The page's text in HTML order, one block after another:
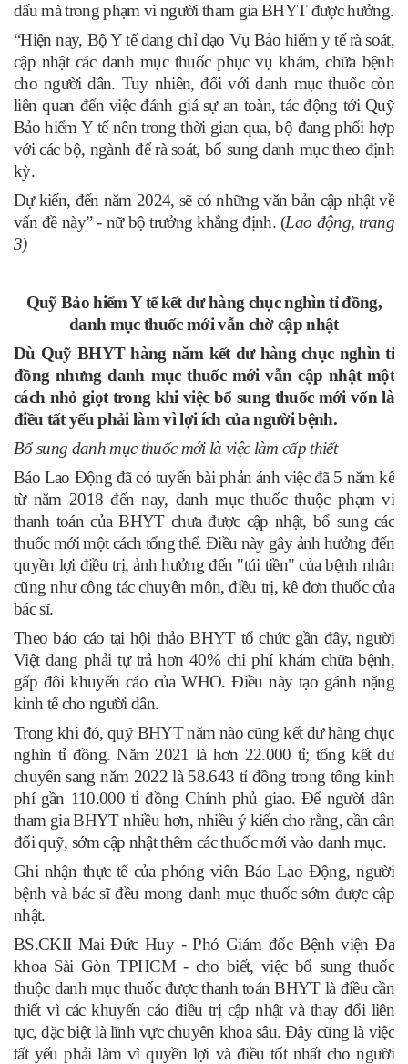
dấu mà trong phạm vi người tham gia BHYT được hưởng.
“Hiện nay, Bộ Y tế đang chỉ đạo Vụ Bảo hiểm y tế rà soát,
cập nhật các danh mục thuốc phục vụ khám, chữa bệnh
cho người dân. Tuy nhiên, đối với danh mục thuốc còn
liên quan đến việc đánh giá sự an toàn, tác động tới Quỹ
Bảo hiểm Y tế nên trong thời gian qua, bộ đang phối hợp
với các bộ, ngành để rà soát, bổ sung danh mục theo định
kỳ.
Dự kiến, đến năm 2024, sẽ có những văn bản cập nhật về
vấn đề này” - nữ bộ trưởng khẳng định. (Lao động, trang
3)
Quỹ Bảo hiểm Y tế kết dư hàng chục nghìn tỉ đồng,
danh mục thuốc mới vẫn chờ cập nhật
Dù Quỹ BHYT hàng năm kết dư hàng chục nghìn tỉ
đồng nhưng danh mục thuốc mới vẫn cập nhật một
cách nhỏ giọt trong khi việc bổ sung thuốc mới vốn là
điều tất yếu phải làm vì lợi ích của người bệnh.
Bổ sung danh mục thuốc mới là việc làm cấp thiết
Báo Lao Động đã có tuyến bài phản ánh việc đã 5 năm kể
từ năm 2018 đến nay, danh mục thuốc thuộc phạm vi
thanh toán của BHYT chưa được cập nhật, bổ sung các
thuốc mới một cách tổng thể. Điều này gây ảnh hưởng đến
quyền lợi điều trị, ảnh hưởng đến "túi tiền" của bệnh nhân
cũng như công tác chuyên môn, điều trị, kê đơn thuốc của
bác sĩ.
Theo báo cáo tại hội thảo BHYT tổ chức gần đây, người
Việt đang phải tự trả hơn 40% chi phí khám chữa bệnh,
gấp đôi khuyến cáo của WHO. Điều này tạo gánh nặng
kinh tế cho người dân.
Trong khi đó, quỹ BHYT năm nào cũng kết dư hàng chục
nghìn tỉ đồng. Năm 2021 là hơn 22.000 tỉ; tổng kết dư
chuyển sang năm 2022 là 58.643 tỉ đồng trong tổng kinh
phí gần 110.000 tỉ đồng Chính phủ giao. Để người dân
tham gia BHYT nhiều hơn, nhiều ý kiến cho rằng, cần cân
đối quỹ, sớm cập nhật thêm các thuốc mới vào danh mục.
Ghi nhận thực tế của phóng viên Báo Lao Động, người
bệnh và bác sĩ đều mong danh mục thuốc sớm được cập
nhật.
BS.CKII Mai Đức Huy - Phó Giám đốc Bệnh viện Đa
khoa Sài Gòn TPHCM - cho biết, việc bổ sung thuốc
thuộc danh mục thuốc được thanh toán BHYT là điều cần
thiết vì các khuyến cáo điều trị cập nhật và thay đổi liên
tục, đặc biệt là lĩnh vực chuyên khoa sâu. Đây cũng là việc
tất yếu phải làm vì quyền lợi và điều tốt nhất cho người